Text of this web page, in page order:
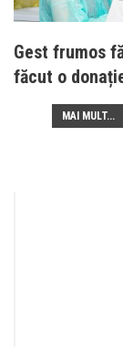
Gest frumos
făcut o
MAI MULT...